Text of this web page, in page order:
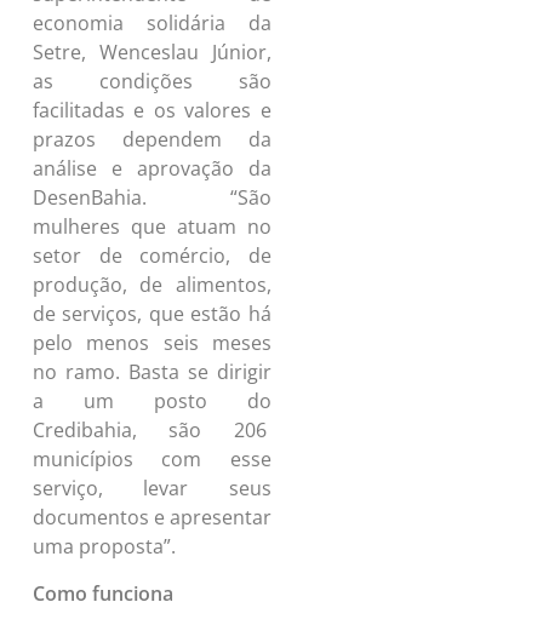
economia solidária da
Setre, Wenceslau Júnior,
as condições são
facilitadas e os valores e
prazos dependem da
análise e aprovação da
DesenBahia. “São
mulheres que atuam no
setor de comércio, de
produção, de alimentos,
de serviços, que estão há
pelo menos seis meses
no ramo. Basta se dirigir
a um posto do
Credibahia, são 206
municípios com esse
serviço, levar seus
documentos e apresentar
uma proposta”.
Como funciona